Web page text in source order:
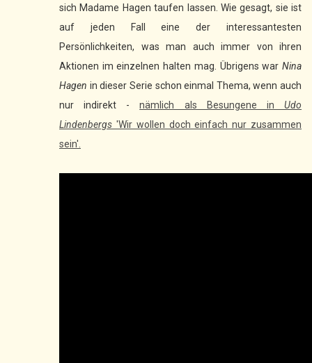
sich Madame Hagen taufen lassen. Wie gesagt, sie ist
auf jeden Fall eine der interessantesten
Persönlichkeiten, was man auch immer von ihren
Aktionen im einzelnen halten mag. Übrigens warNina
Hagen in dieser Serie schon einmal Thema, wenn auch
nur indirekt -nämlich als Besungene inUdo
Lindenbergs 'Wir wollen doch einfach nur zusammen
sein'.